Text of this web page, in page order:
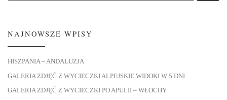
NAJNOWSZE WPISY
HISZPANIA – ANDALUZJA
GALERIA ZDJĘĆ Z WYCIECZKI ALPEJSKIE WIDOKI W 5 DNI
GALERIA ZDJĘĆ Z WYCIECZKI PO APULII – WŁOCHY